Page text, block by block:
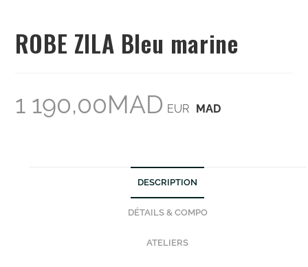
ROBE ZILA Bleu marine
1 190,00MAD EUR MAD
DESCRIPTION
DÉTAILS & COMPO
ATELIERS